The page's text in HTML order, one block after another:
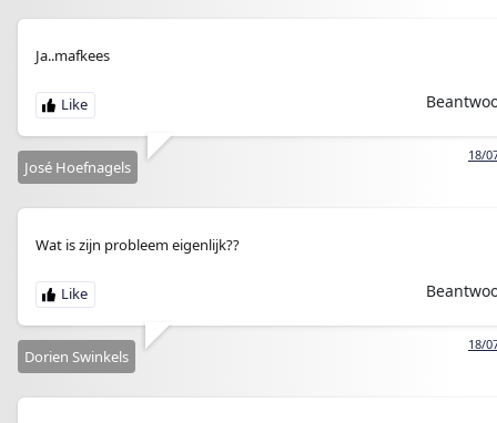
Ja..mafkees
18/
José Hoefnagels
Wat is zijn probleem eigenlijk??
18/
Dorien Swinkels